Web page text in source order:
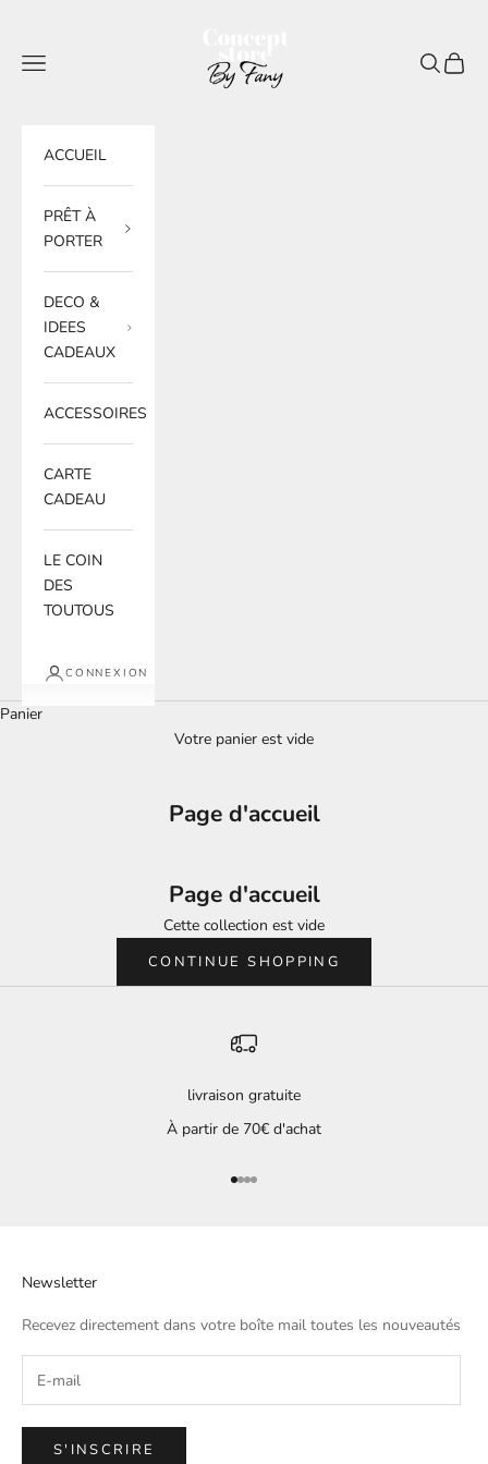
Menu
Recherche
Panier
ACCUEIL
PRÊT À
PORTER
DECO &
IDEES
CADEAUX
ACCESSOIRES
CARTE
CADEAU
LE COIN
DES
TOUTOUS
CONNEXION
Panier
Votre panier est vide
Page d'accueil
Page d'accueil
Cette collection est vide
CONTINUE SHOPPING
livraison gratuite
À partir de 70€ d'achat
Aller à l'élément 1
Aller à l'élément 2
Aller à l'élément 3
Aller à l'élément 4
Newsletter
Recevez directement dans votre boîte mail toutes les nouveautés
S'INSCRIRE